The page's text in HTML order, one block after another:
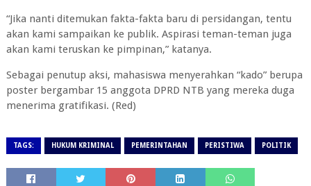
“Jika nanti ditemukan fakta-fakta baru di persidangan, tentu
akan kami sampaikan ke publik. Aspirasi teman-teman juga
akan kami teruskan ke pimpinan,” katanya.
Sebagai penutup aksi, mahasiswa menyerahkan “kado” berupa
poster bergambar 15 anggota DPRD NTB yang mereka duga
menerima gratifikasi. (Red)
TAGS: HUKUM KRIMINAL PEMERINTAHAN PERISTIWA POLITIK